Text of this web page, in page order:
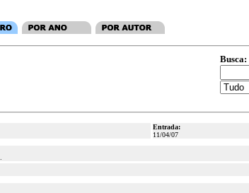
Busca:
Entrada:
11/04/07